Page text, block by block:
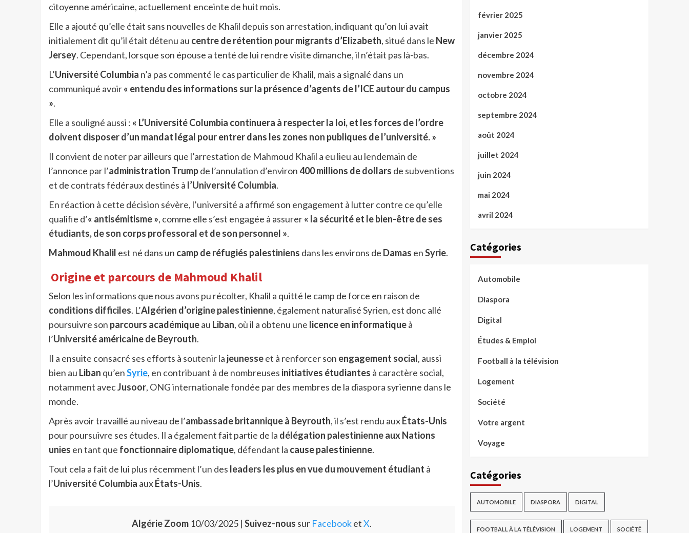
citoyenne américaine, actuellement enceinte de huit mois.
Elle a ajouté qu’elle était sans nouvelles de Khalil depuis son arrestation, indiquant qu’on lui avait
initialement dit qu’il était détenu au centre de rétention pour migrants d’Elizabeth, situé dans le New
Jersey. Cependant, lorsque son épouse a tenté de lui rendre visite dimanche, il n’était pas là-bas.
L’Université Columbia n’a pas commenté le cas particulier de Khalil, mais a signalé dans un
communiqué avoir« entendu des informations sur la présence d’agents de l’ICE autour du campus
».
Elle a souligné aussi : « L’Université Columbia continuera à respecter la loi, et les forces de l’ordre
doivent disposer d’un mandat légal pour entrer dans les zones non publiques de l’université. »
Il convient de noter par ailleurs que l’arrestation de Mahmoud Khalil a eu lieu au lendemain de
l’annonce par l’administration Trumpde l’annulation d’environ400 millions de dollars de subventions
et de contrats fédéraux destinés à l’Université Columbia.
En réaction à cette décision sévère, l’université a affirmé son engagement à lutter contre ce qu’elle
qualifie d’« antisémitisme », comme elle s’est engagée à assurer« la sécurité et le bien-être de ses
étudiants, de son corps professoral et de son personnel ».
Mahmoud Khalil est né dans un camp de réfugiés palestiniens dans les environs de Damas enSyrie.
Origine et parcours de Mahmoud Khalil
Selon les informations que nous avons pu récolter, Khalil a quitté le camp de force en raison de
conditions difficiles. L’Algérien d’origine palestinienne, également naturalisé Syrien, est donc allé
poursuivre son parcours académiqueau Liban, où il a obtenu une licence en informatiqueà
l’Université américaine de Beyrouth.
Il a ensuite consacré ses efforts à soutenir la jeunesseet à renforcer son engagement social, aussi
bien au Liban qu’enSyrie, en contribuant à de nombreuses initiatives étudiantes à caractère social,
notamment avecJusoor, ONG internationale fondée par des membres de la diaspora syrienne dans le
monde.
Après avoir travaillé au niveau de l’ambassade britannique à Beyrouth, il s’est rendu auxÉtats-Unis
pour poursuivre ses études. Il a également fait partie de la délégation palestinienne aux Nations
unies en tant que fonctionnaire diplomatique, défendant la cause palestinienne.
Tout cela a fait de lui plus récemment l’un des leaders les plus en vue du mouvement étudiant à
l’Université Columbia auxÉtats-Unis.
Algérie Zoom10/03/2025 | Suivez-nous sur FacebooketX.
février 2025
janvier 2025
décembre 2024
novembre 2024
octobre 2024
septembre 2024
août 2024
juillet 2024
juin 2024
mai 2024
avril 2024
Catégories
Automobile
Diaspora
Digital
Études & Emploi
Football à la télévision
Logement
Société
Votre argent
Voyage
Catégories
AUTOMOBILE DIASPORA DIGITAL
FOOTBALL À LA TÉLÉVISION LOGEMENT SOCIÉTÉ